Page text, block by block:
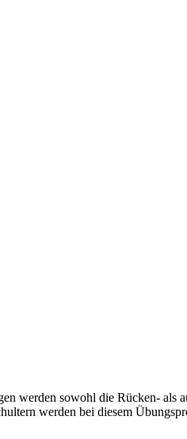
werden sowohl die Rücken- als
werden bei diesem